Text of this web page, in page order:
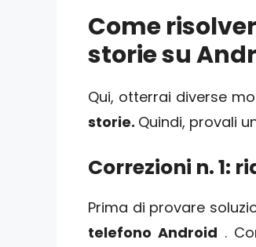
Come
storie su
Qui, otterrai diverse
storie. Quindi, provali
Correzioni n. 1:
Prima di provare
telefono Android .